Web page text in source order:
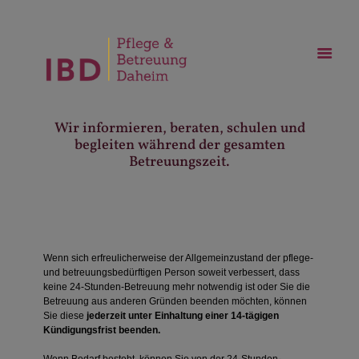
Wir informieren, beraten, schulen und
begleiten während der gesamten
Betreuungszeit.
Wenn sich erfreulicherweise der Allgemeinzustand der pflege-
und betreuungsbedürftigen Person soweit verbessert, dass
keine 24-Stunden-Betreuung mehr notwendig ist oder Sie die
Betreuung aus anderen Gründen beenden möchten, können
Sie diese jederzeit unter Einhaltung einer 14-tägigen
Kündigungsfrist beenden.